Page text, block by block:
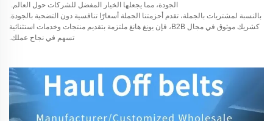
الجودة، مما يجعلها الخيار المفضل للشركات حول العالم.
بالنسبة لمشتريات بالجملة، تقدم أحزمتنا الجملة أسعارًا تنافسية دون التضحية بالجودة.
كشريك موثوق في مجال B2B، فإن يونغ هانغ ملتزمة بتقديم منتجات وخدمات استثنائية
تسهم في نجاح عملك.